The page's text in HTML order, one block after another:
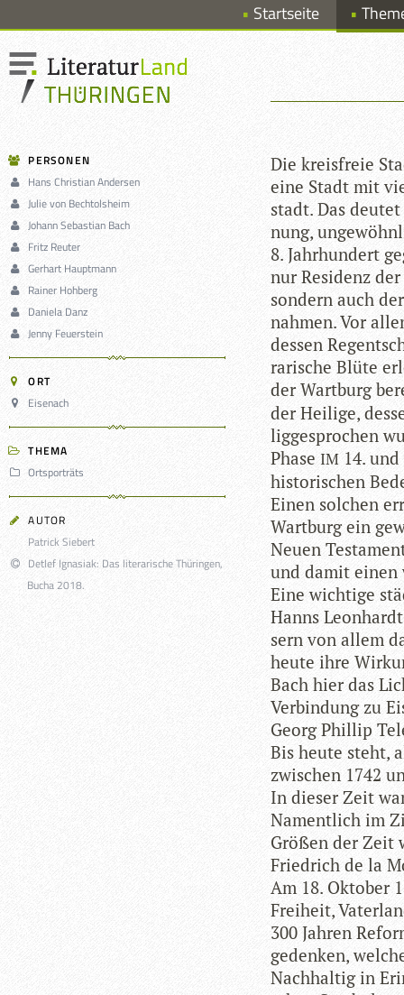
Startseite
PERSONEN
Hans Christian Andersen
Julie von Bechtolsheim
Johann Sebastian Bach
Fritz Reuter
Gerhart Hauptmann
Rainer Hohberg
Daniela Danz
Jenny Feuerstein
ORT
Eisenach
THEMA
Ortsporträts
AUTOR
Patrick Siebert
Detlef Ignasiak: Das literarische Thüringen,
Bucha 2018.
Die kreis­freie
eine Stadt mit
stadt. Das
nung,
8. Jahr­hun­dert
nur Resi­denz
son­dern auch
nah­men. Vor
des­sen
ra­ri­sche Blüte
der Wart­burg
der Hei­lige,
lig­ge­spro­chen
Phase IM 14.
his­to­ri­schen
Einen sol­chen
Wart­burg ein
Neuen
und damit einen
Eine wich­tige
Hanns
sern von allem
heute ihre
Bach hier das
Ver­bin­dung zu
Georg Phil­lip
Bis heute steht,
zwi­schen 1742
In die­ser Zeit
Nament­lich im
Grö­ßen der Zeit
Fried­rich de la
Am 18. Okto­ber
Frei­heit,
300 Jah­ren
geden­ken,
Nach­hal­tig in